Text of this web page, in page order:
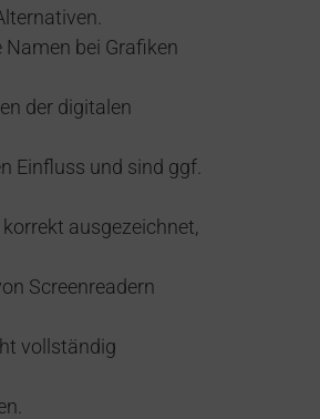
bei Grafiken
der digitalen
Einfluss und sind ggf.
ausgezeichnet,
Screenreadern
vollständig